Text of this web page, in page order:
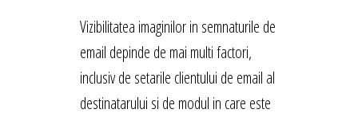
Vizibilitatea imaginilor in semnaturile de
email depinde de mai multi factori,
inclusiv de setarile clientului de email al
destinatarului si de modul in care este